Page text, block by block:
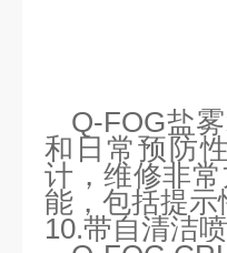
Q-FOG盐
和日常预防
计，维修非
能，包括提
10.带自清洁